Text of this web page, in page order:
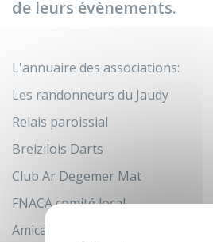
de leurs évènements.
L'annuaire des associations:
Les randonneurs du Jaudy
Relais paroissial
Breizilois Darts
Club Ar Degemer Mat
FNACA comité local
Amicale Laïque Associations des